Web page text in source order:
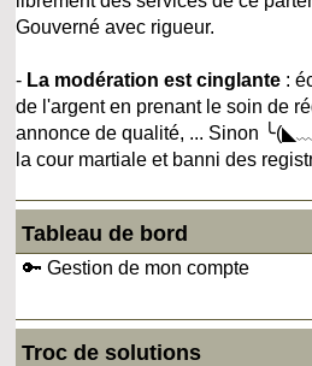
Gouverné avec rigueur.
- La modération est cinglante :
de l'argent en prenant le soin de
annonce de qualité, ... Sinon
la cour martiale et banni des
Tableau de bord
🔑 Gestion de mon compte
Troc de solutions